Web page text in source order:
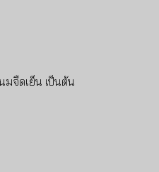
มจืดเย็น เป็นต้น